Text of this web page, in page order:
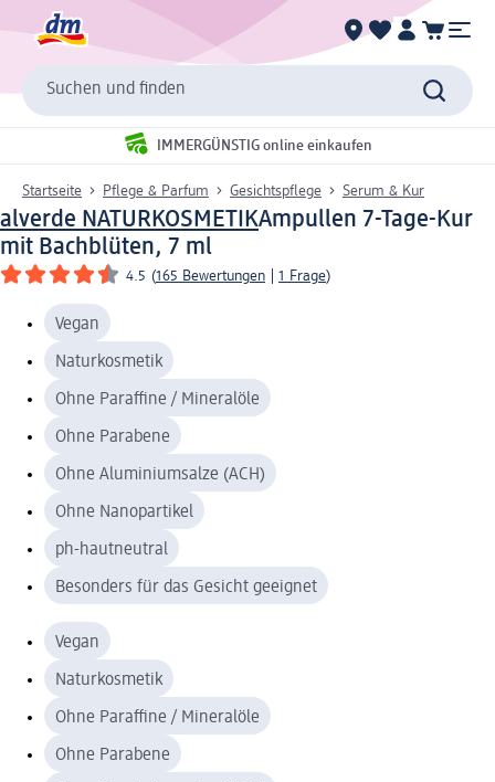
Suchen und finden
IMMERGÜNSTIG online einkaufen
Startseite Pflege & Parfum Gesichtspflege Serum & Kur
alverde NATURKOSMETIKAmpullen 7-Tage-Kur
mit Bachblüten, 7 ml
4.5 (165 Bewertungen 1 Frage)
Vegan
Naturkosmetik
Ohne Paraffine / Mineralöle
Ohne Parabene
Ohne Aluminiumsalze (ACH)
Ohne Nanopartikel
ph-hautneutral
Besonders für das Gesicht geeignet
Vegan
Naturkosmetik
Ohne Paraffine / Mineralöle
Ohne Parabene